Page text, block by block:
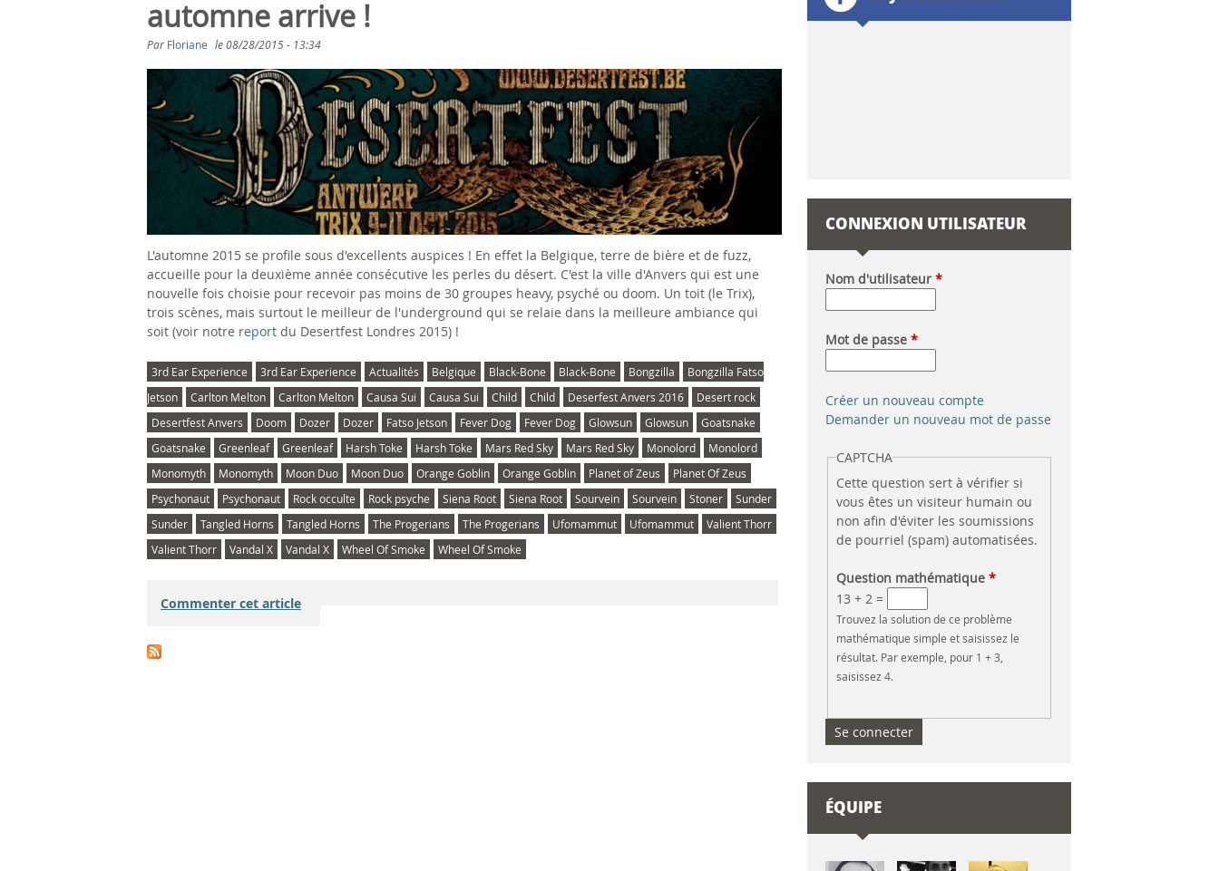
l
d
e
r
e
c
h
e
r
c
h
e
ê
t
e
c
i
automne arrive !
Par Floriane le08/28/2015 - 13:34
L'automne 2015 se profile sous d'excellents auspices ! En effet la Belgique, terre de bière et de fuzz,
accueille pour la deuxième année consécutive les perles du désert. C'est la ville d'Anvers qui est une
nouvelle fois choisie pour recevoir pas moins de 30 groupes heavy, psyché ou doom. Un toit (le Trix),
trois scènes, mais surtout le meilleur de l'underground qui se relaie dans la meilleure ambiance qui
soit (voir notre report du Desertfest Londres 2015) !
3rd Ear Experience 3rd Ear Experience Actualités Belgique Black-Bone Black-Bone Bongzilla
Bongzilla Fatso
Jetson
Carlton Melton Carlton Melton Causa Sui Causa Sui Child Child Deserfest Anvers 2016
Desert rock
Desertfest Anvers
Doom Dozer Dozer Fatso Jetson Fever Dog Fever Dog Glowsun Glowsun
Goatsnake
Goatsnake
Greenleaf Greenleaf Harsh Toke Harsh Toke Mars Red Sky Mars Red Sky Monolord
Monolord
Monomyth
Monomyth Moon Duo Moon Duo Orange Goblin Orange Goblin Planet of Zeus
Planet Of Zeus
Psychonaut
Psychonaut Rock occulte Rock psyche Siena Root Siena Root Sourvein Sourvein Stoner
Sunder
Sunder
Tangled Horns Tangled Horns The Progerians The Progerians Ufomammut Ufomammut
Valient Thorr
Valient Thorr
Vandal X Vandal X Wheel Of Smoke Wheel Of Smoke
Commenter cet article
CONNEXION UTILISATEUR
Nom d'utilisateur*
Mot de passe*
Créer un nouveau compte
Demander un nouveau mot de passe
CAPTCHA
Cette question sert à vérifier si
vous êtes un visiteur humain ou
non afin d'éviter les soumissions
de pourriel (spam) automatisées.
Question mathématique*
13 + 2 =
Trouvez la solution de ce problème
mathématique simple et saisissez le
résultat. Par exemple, pour 1 + 3,
saisissez 4.
ÉQUIPE